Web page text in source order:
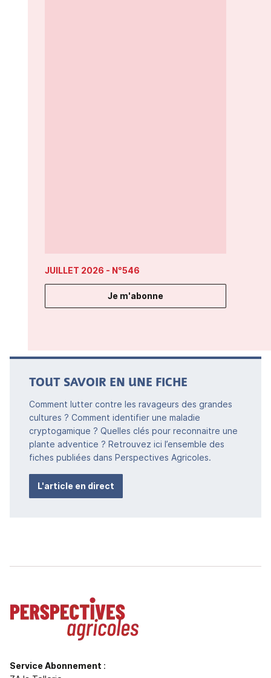
JUILLET 2026 - N°546
Je m'abonne
TOUT SAVOIR EN UNE FICHE
Comment lutter contre les ravageurs des grandes
cultures ? Comment identifier une maladie
cryptogamique ? Quelles clés pour reconnaitre une
plante adventice ? Retrouvez ici l’ensemble des
fiches publiées dans Perspectives Agricoles.
L'article en direct
Service Abonnement :